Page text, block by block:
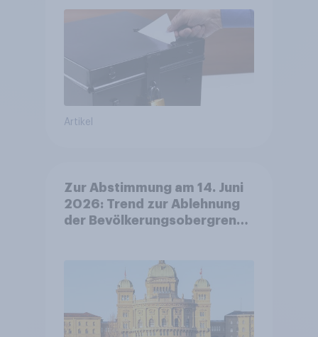
Artikel
Zur Abstimmung am 14. Juni
2026: Trend zur Ablehnung
der Bevölkerungsobergrenze
Zivildienstgesetz sinken